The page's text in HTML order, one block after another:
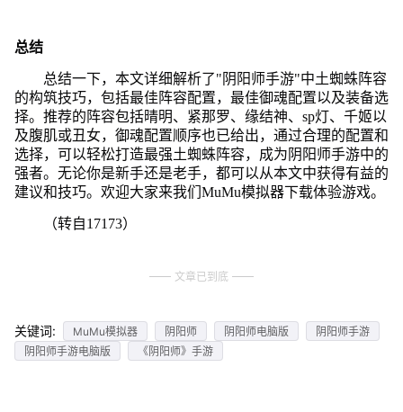
总结
总结一下，本文详细解析了"阴阳师手游"中土蜘蛛阵容
的构筑技巧，包括最佳阵容配置，最佳御魂配置以及装备选
择。推荐的阵容包括晴明、紧那罗、缘结神、sp灯、千姬以
及腹肌或丑女，御魂配置顺序也已给出，通过合理的配置和
选择，可以轻松打造最强土蜘蛛阵容，成为阴阳师手游中的
强者。无论你是新手还是老手，都可以从本文中获得有益的
建议和技巧。欢迎大家来我们MuMu模拟器下载体验游戏。
（转自17173）
文章已到底
关键词: MuMu模拟器 阴阳师 阴阳师电脑版
阴阳师手游
阴阳师手游电脑版
《阴阳师》手游